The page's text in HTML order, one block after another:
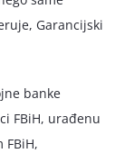
Garancijski
banke
FBiH, urađenu
FBiH,